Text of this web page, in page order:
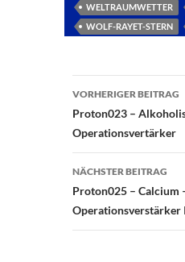
WELTRAUMWETTER
WOLF-RAYET-STERN
VORHERIGER BEITRAG
Proton023 –
Operationsvertärker
NÄCHSTER BEITRAG
Proton025 – Calcium
Operationsverstärker